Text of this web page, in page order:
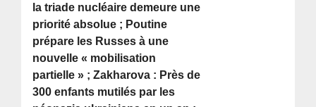
la triade nucléaire demeure une
priorité absolue ; Poutine
prépare les Russes à une
nouvelle « mobilisation
partielle » ; Zakharova : Près de
300 enfants mutilés par les